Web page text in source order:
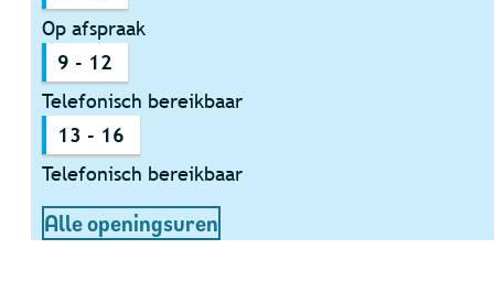
Op afspraak
9 - 12
Telefonisch bereikbaar
13 - 16
Telefonisch bereikbaar
Alle openingsuren